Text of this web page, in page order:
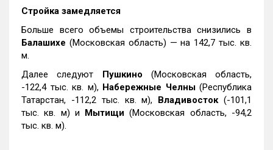
Стройка замедляется
Больше всего объемы строительства снизились в
Балашихе (Московская область) — на 142,7 тыс. кв.
м.
Далее следуют Пушкино (Московская область,
-122,4 тыс. кв. м), Набережные Челны(Республика
Татарстан, -112,2 тыс. кв. м), Владивосток(-101,1
тыс. кв. м) и Мытищи (Московская область, -94,2
тыс. кв. м).